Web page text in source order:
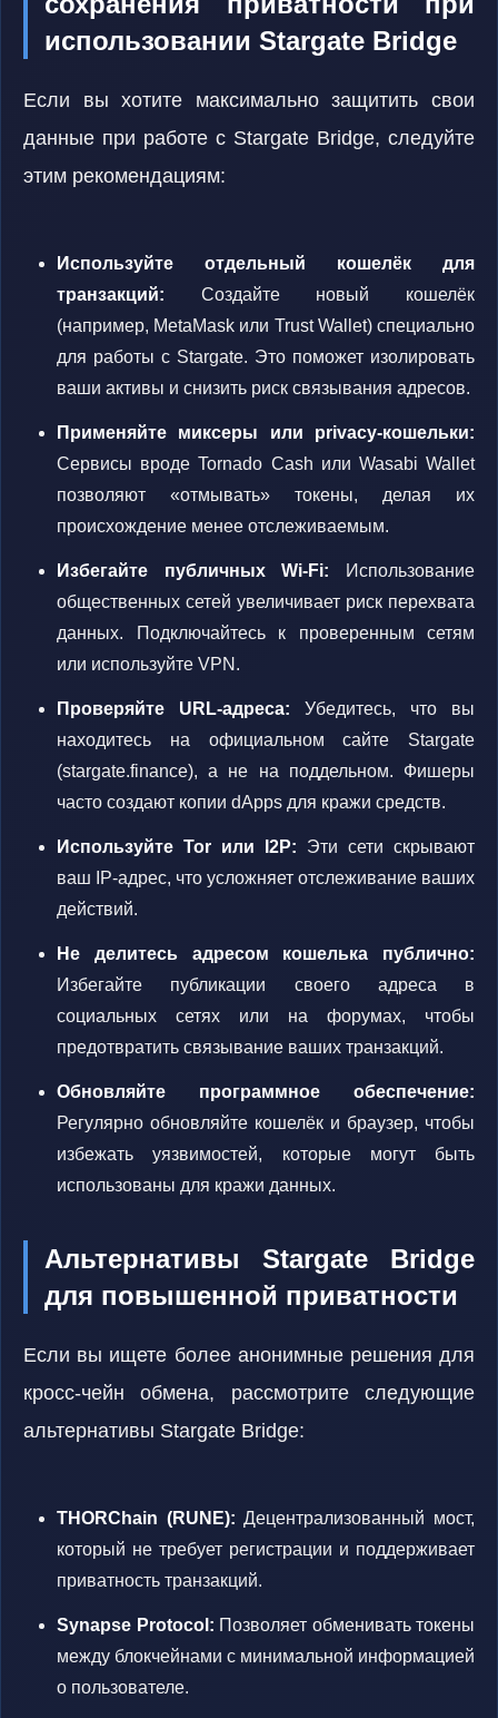
использовании Stargate Bridge
Если вы хотите максимально защитить свои
данные при работе с Stargate Bridge, следуйте
этим рекомендациям:
Используйте отдельный кошелёк для
транзакций: Создайте новый кошелёк
(например, MetaMask или Trust Wallet) специально
для работы с Stargate. Это поможет изолировать
ваши активы и снизить риск связывания адресов.
Применяйте миксеры или privacy-кошельки:
Сервисы вроде Tornado Cash или Wasabi Wallet
позволяют «отмывать» токены, делая их
происхождение менее отслеживаемым.
Избегайте публичных Wi-Fi: Использование
общественных сетей увеличивает риск перехвата
данных. Подключайтесь к проверенным сетям
или используйте VPN.
Проверяйте URL-адреса: Убедитесь, что вы
находитесь на официальном сайте Stargate
(stargate.finance), а не на поддельном. Фишеры
часто создают копии dApps для кражи средств.
Используйте Tor или I2P: Эти сети скрывают
ваш IP-адрес, что усложняет отслеживание ваших
действий.
Не делитесь адресом кошелька публично:
Избегайте публикации своего адреса в
социальных сетях или на форумах, чтобы
предотвратить связывание ваших транзакций.
Обновляйте программное обеспечение:
Регулярно обновляйте кошелёк и браузер, чтобы
избежать уязвимостей, которые могут быть
использованы для кражи данных.
Альтернативы Stargate Bridge
для повышенной приватности
Если вы ищете более анонимные решения для
кросс-чейн обмена, рассмотрите следующие
альтернативы Stargate Bridge:
THORChain (RUNE): Децентрализованный мост,
который не требует регистрации и поддерживает
приватность транзакций.
Synapse Protocol: Позволяет обменивать токены
между блокчейнами с минимальной информацией
о пользователе.